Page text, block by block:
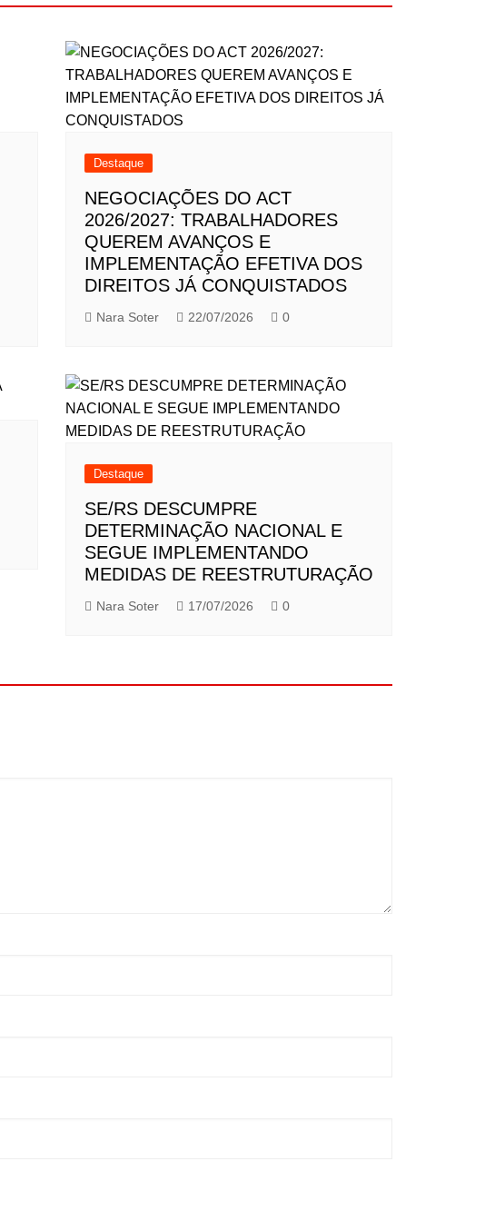
Destaque
NEGOCIAÇÕES DO ACT
2026/2027: TRABALHADORES
QUEREM AVANÇOS E
IMPLEMENTAÇÃO EFETIVA DOS
DIREITOS JÁ CONQUISTADOS
Nara Soter 22/07/2026 0
Destaque
SE/RS DESCUMPRE
DETERMINAÇÃO NACIONAL E
SEGUE IMPLEMENTANDO
MEDIDAS DE REESTRUTURAÇÃO
Nara Soter 17/07/2026 0